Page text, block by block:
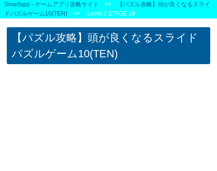
Smartapp - ゲームアプリ攻略サイト >>
【パズル攻略】頭が良くなるスライ
ドパズルゲーム10(TEN)>> Level.3 STAGE.19
【パズル攻略】頭が良くなるスライド
パズルゲーム10(TEN)